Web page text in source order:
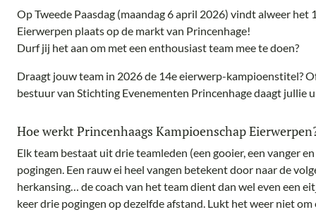
Op Tweede Paasdag (maandag 6 april 2026) vindt alweer het
Eierwerpen plaats op de markt van Princenhage!
Durf jij het aan om met een enthousiast team mee te doen?
Draagt jouw team in 2026 de 14e eierwerp-kampioenstitel?
bestuur van Stichting Evenementen Princenhage daagt jullie
Hoe werkt Princenhaags Kampioenschap
Elk team bestaat uit drie teamleden (een gooier, een vanger
pogingen. Een rauw ei heel vangen betekent door naar de
herkansing… de coach van het team dient dan wel even een
keer drie pogingen op dezelfde afstand. Lukt het weer niet